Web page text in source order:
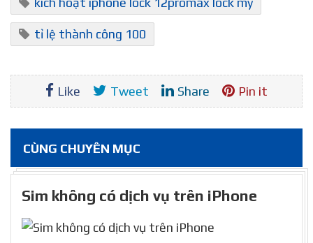
tỉ lệ thành công 100
Like Tweet Share Pin it
CÙNG CHUYÊN MỤC
Sim không có dịch vụ trên iPhone